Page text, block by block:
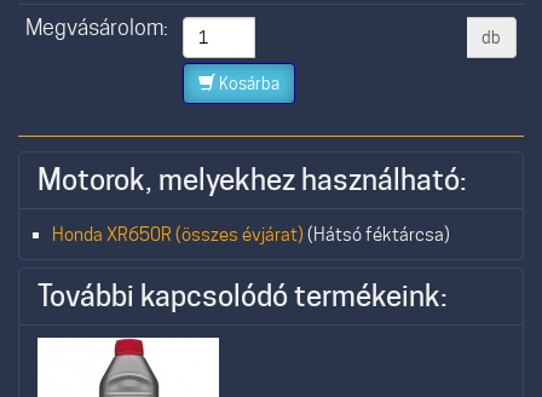
Megvásárolom: db
Kosárba
Motorok, melyekhez használható:
Honda XR650R (összes évjárat) (Hátsó féktárcsa)
További kapcsolódó termékeink: